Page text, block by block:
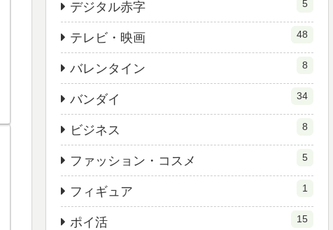
デジタル赤字 5
テレビ・映画 48
バレンタイン 8
バンダイ 34
ビジネス 8
ファッション・コスメ 5
フィギュア 1
ポイ活 15